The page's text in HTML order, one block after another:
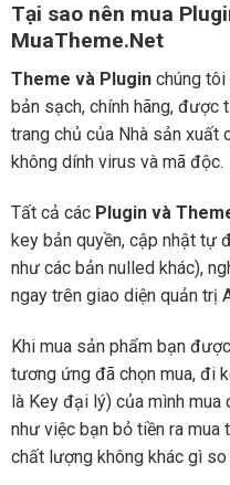
Tại sao nên mua
MuaTheme.Net
Theme và Plugin chúng tôi
bản sạch, chính hãng,
trang chủ của Nhà sản xuất
không dính virus và mã độc.
Tất cả các Plugin và
key bản quyền, cập nhật tự
như các bản nulled khác),
ngay trên giao diện quản trị
Khi mua sản phẩm bạn
tương ứng đã chọn mua, đi
là Key đại lý) của mình
như việc bạn bỏ tiền ra mua
chất lượng không khác gì